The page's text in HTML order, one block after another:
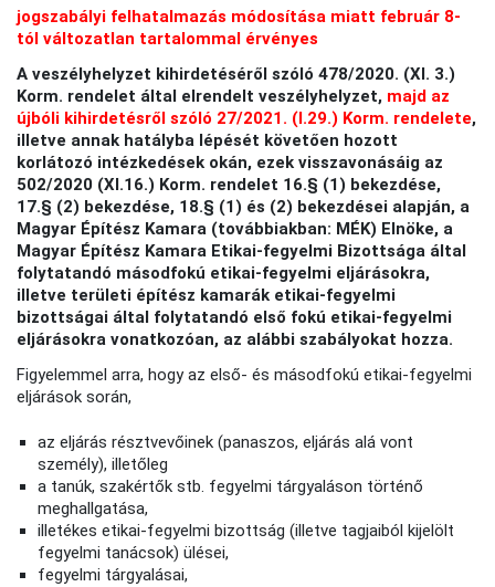
jogszabályi felhatalmazás módosítása miatt február 8-
tól változatlan tartalommal érvényes
A veszélyhelyzet kihirdetéséről szóló 478/2020. (XI. 3.)
Korm. rendelet által elrendelt veszélyhelyzet, majd az
újbóli kihirdetésről szóló 27/2021. (I.29.) Korm. rendelete,
illetve annak hatályba lépését követően hozott
korlátozó intézkedések okán, ezek visszavonásáig az
502/2020 (XI.16.) Korm. rendelet 16.§ (1) bekezdése,
17.§ (2) bekezdése, 18.§ (1) és (2) bekezdései alapján, a
Magyar Építész Kamara (továbbiakban: MÉK) Elnöke, a
Magyar Építész Kamara Etikai-fegyelmi Bizottsága által
folytatandó másodfokú etikai-fegyelmi eljárásokra,
illetve területi építész kamarák etikai-fegyelmi
bizottságai által folytatandó első fokú etikai-fegyelmi
eljárásokra vonatkozóan, az alábbi szabályokat hozza.
Figyelemmel arra, hogy az első- és másodfokú etikai-fegyelmi
eljárások során,
az eljárás résztvevőinek (panaszos, eljárás alá vont
személy), illetőleg
a tanúk, szakértők stb. fegyelmi tárgyaláson történő
meghallgatása,
illetékes etikai-fegyelmi bizottság (illetve tagjaiból kijelölt
fegyelmi tanácsok) ülései,
fegyelmi tárgyalásai,